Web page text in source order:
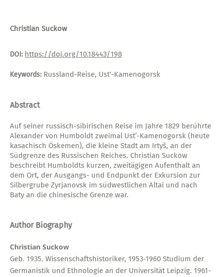
Christian Suckow
DOI: https://doi.org/10.18443/198
Keywords: Russland-Reise, Ust'-Kamenogorsk
Abstract
Auf seiner russisch-sibirischen Reise im Jahre 1829 berührte
Alexander von Humboldt zweimal Ust’-Kamenogorsk (heute
kasachisch Öskemen), die kleine Stadt am Irtyš, an der
Südgrenze des Russischen Reiches. Christian Suckow
beschreibt Humboldts kurzen, zweitägigen Aufenthalt an
dem Ort, der Ausgangs- und Endpunkt der Exkursion zur
Silbergrube Zyrjanovsk im südwestlichen Altai und nach
Baty an die chinesische Grenze war.
Author Biography
Christian Suckow
Geb. 1935. Wissenschaftshistoriker, 1953-1960 Studium der
Germanistik und Ethnologie an der Universität Leipzig. 1961-